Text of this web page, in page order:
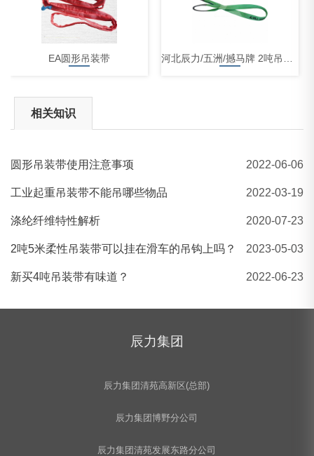
EA圆形吊装带 河北辰力/五洲/撼马牌 2吨吊装带 起重吊带
多功能拴紧器
相关知识
圆形吊装带使用注意事项 2022-06-06
工业起重吊装带不能吊哪些物品 2022-03-19
涤纶纤维特性解析 2020-07-23
2吨5米柔性吊装带可以挂在滑车的吊钩上吗？ 2023-05-03
​新买4吨吊装带有味道？ 2022-06-23
辰力集团
辰力集团清苑高新区(总部)
辰力集团博野分公司
辰力集团清苑发展东路分公司